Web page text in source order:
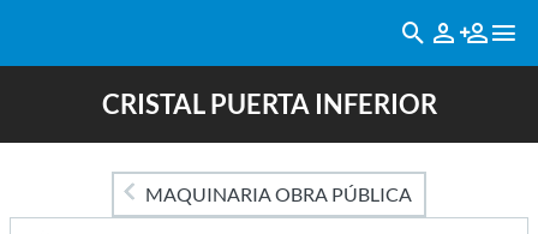
CRISTAL PUERTA INFERIOR
MAQUINARIA OBRA PÚBLICA